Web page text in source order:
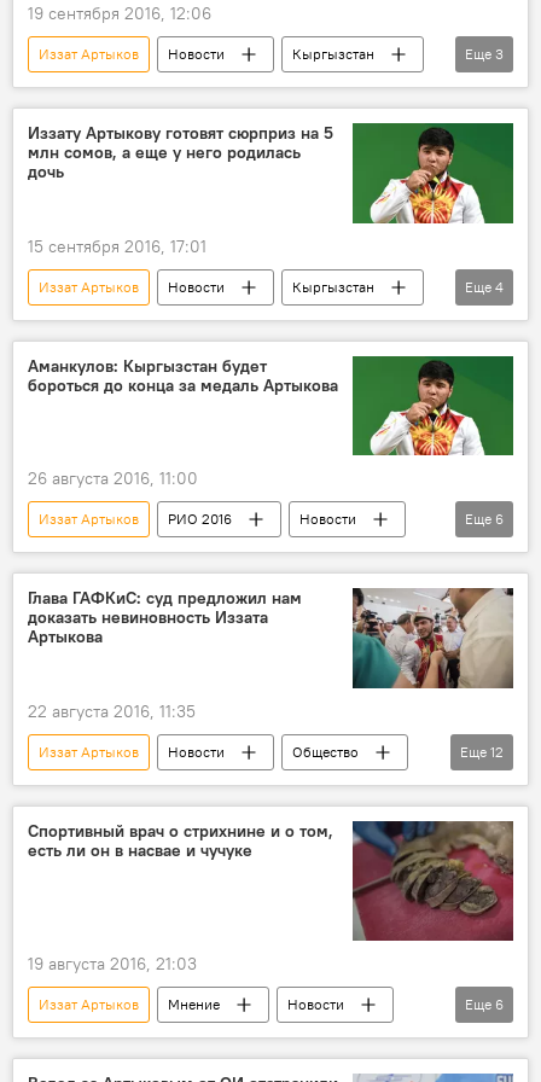
19 сентября 2016, 12:06
Иззат Артыков Новости
Кыргызстан
Общество
медаль квартира
Еще 3
Иззату Артыкову готовят сюрприз на 5
млн сомов, а еще у него родилась
дочь
15 сентября 2016, 17:01
Иззат Артыков Новости
Кыргызстан
Общество
спорт
Олимпийские игры
Еще 4
Аманкулов: Кыргызстан будет
бороться до конца за медаль Артыкова
26 августа 2016, 11:00
Иззат Артыков РИО 2016
Новости
Кыргызстан
Новости РИО-2016
спорт
Канат Аманкулов
Олимпийские игры
медаль
Еще 6
Глава ГАФКиС: суд предложил нам
доказать невиновность Иззата
Артыкова
22 августа 2016, 11:35
Иззат Артыков Новости
Общество
спорт
В мире
РИО 2016
Новости РИО-2016
Рио-де-Жанейро
Канат Аманкулов
суд
письмо
апелляция
Еще 12
Спортивный врач о стрихнине и о том,
есть ли он в насвае и чучуке
19 августа 2016, 21:03
Иззат Артыков Мнение
Новости
Кыргызстан
Общество
Берик Саттаклышов
Допинг
чучук
Еще 6